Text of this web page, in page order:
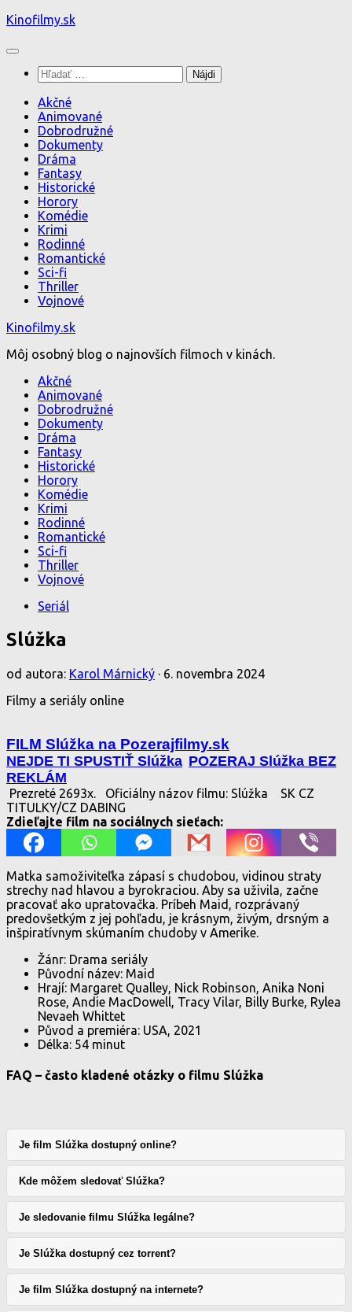
Preskočiť
obsah
Kinofilmy.sk
Hľadať:
Akčné
Animované
Dobrodružné
Dokumenty
Dráma
Fantasy
Historické
Horory
Komédie
Krimi
Rodinné
Romantické
Sci-fi
Thriller
Vojnové
Kinofilmy.sk
Môj osobný blog o najnovších filmoch v kinách.
Akčné
Animované
Dobrodružné
Dokumenty
Dráma
Fantasy
Historické
Horory
Komédie
Krimi
Rodinné
Romantické
Sci-fi
Thriller
Vojnové
Seriál
Slúžka
od autora: Karol Márnický · 6. novembra 2024
Filmy a seriály online
FILM Slúžka na Pozerajfilmy.sk
NEJDE TI SPUSTIŤ Slúžka POZERAJ Slúžka BEZ
REKLÁM
Prezreté 2693x. Oficiálny názov filmu: Slúžka
SK CZ
TITULKY/CZ DABING
Zdieľajte film na sociálnych sieťach:
Matka samoživiteľka zápasí s chudobou, vidinou straty
strechy nad hlavou a byrokraciou. Aby sa uživila, začne
pracovať ako upratovačka. Príbeh Maid, rozprávaný
predovšetkým z jej pohľadu, je krásnym, živým, drsným a
inšpiratívnym skúmaním chudoby v Amerike.
Žánr: Drama seriály
Původní název: Maid
Hrají: Margaret Qualley, Nick Robinson, Anika Noni
Rose, Andie MacDowell, Tracy Vilar, Billy Burke, Rylea
Nevaeh Whittet
Původ a premiéra: USA, 2021
Délka: 54 minut
FAQ – často kladené otázky o filmu Slúžka
Je film Slúžka dostupný online?
Kde môžem sledovať Slúžka?
Je sledovanie filmu Slúžka legálne?
Je Slúžka dostupný cez torrent?
Je film Slúžka dostupný na internete?